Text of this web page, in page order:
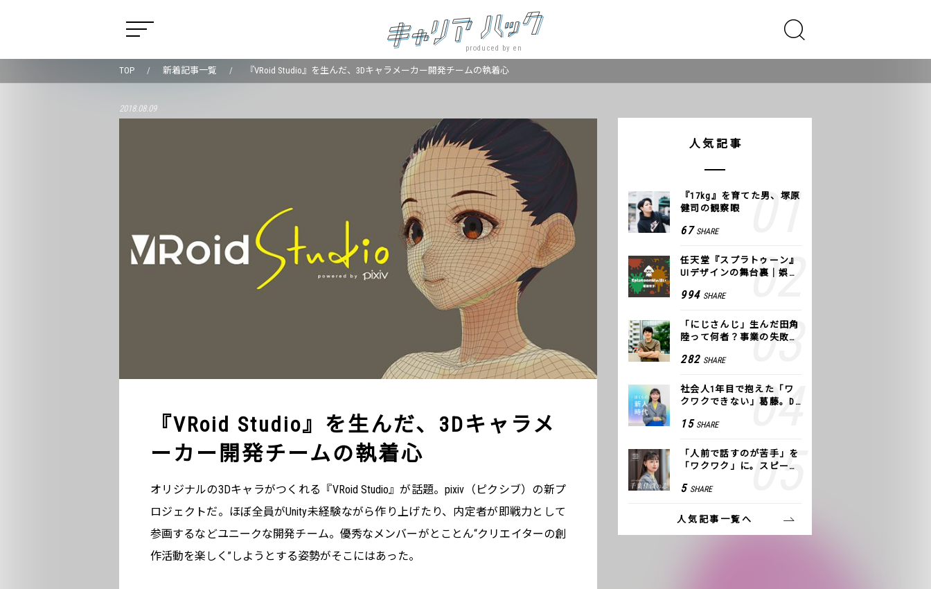
produced by en
TOP 新着記事一覧 『VRoid Studio』を生んだ、3Dキャラメーカー開発チームの執着心
2018.08.09
『VRoid Studio』を生んだ、3Dキャラメ
ーカー開発チームの執着心
オリジナルの3Dキャラがつくれる『VRoid Studio』が話題。pixiv（ピクシブ）の新プ
ロジェクトだ。ほぼ全員がUnity未経験ながら作り上げたり、内定者が即戦力として
参画するなどユニークな開発チーム。優秀なメンバーがとことん“クリエイターの創
作活動を楽しく”しようとする姿勢がそこにはあった。
人気記事
『17kg』を育てた男、塚原
健司の観察眼
67 SHARE
任天堂『スプラトゥーン』
UIデザインの舞台裏｜娯楽
994 SHARE
「にじさんじ」生んだ田角
陸って何者？事業の失敗
COLOR
282 SHARE
社会人1年目で抱えた「ワ
クワクできない」葛藤。De
つけた、私の生きる道
15 SHARE
「人前で話すのが苦手」を
「ワクワク」に。スピーチ
方トレーニング」に込めた
5 SHARE
人気記事一覧へ